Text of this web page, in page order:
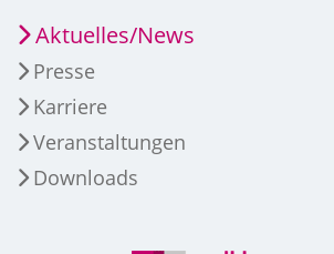
Aktuelles/News
Presse
Karriere
Veranstaltungen
Downloads